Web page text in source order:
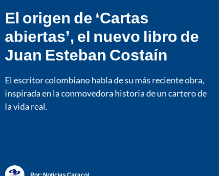
El origen de ‘Cartas
abiertas’, el nuevo libro de
Juan Esteban Costaín
El escritor colombiano habla de su más reciente obra,
inspirada en la conmovedora historia de un cartero de
la vida real.